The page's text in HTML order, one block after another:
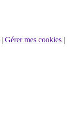
| Gérer mes cookies |